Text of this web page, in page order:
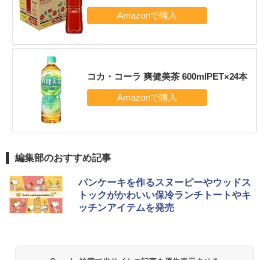
コカ・コーラ 爽健美茶 600mlPET×24本
編集部のおすすめ記事
パンケーキを作るスヌーピーやウッドス
トックがかわいい保冷ランチトートやキ
ッチンアイテムを発売